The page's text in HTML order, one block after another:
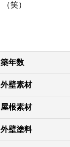
（笑）
築年数
外壁素材
屋根素材
外壁塗料